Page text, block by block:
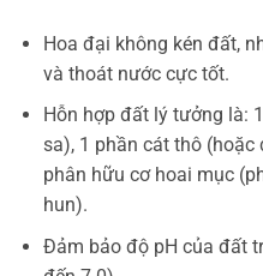
Hoa đại không kén đất,
và thoát nước cực tốt.
Hỗn hợp đất lý tưởng là:
sa), 1 phần cát thô
phân hữu cơ hoai mục
hun).
Đảm bảo độ pH của đất